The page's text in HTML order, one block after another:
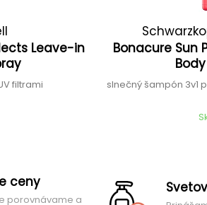
Leave-in
filtrami
Bonacure Sun
slnečný šampón 3v1
ceny
porovnávame a